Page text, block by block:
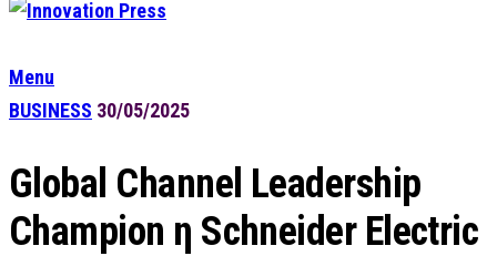
Menu
BUSINESS 30/05/2025
Global Channel Leadership
Champion η Schneider Electric